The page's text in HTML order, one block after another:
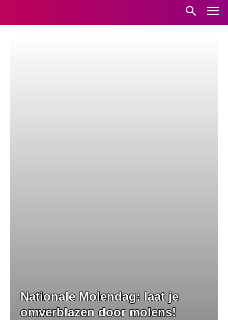
Nationale Molendag: laat je
omverblazen door molens!